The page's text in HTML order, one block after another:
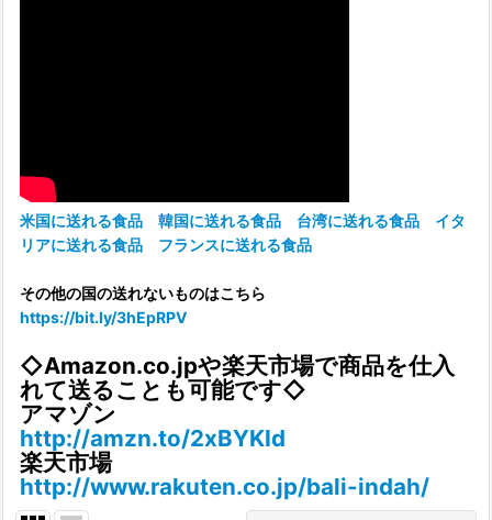
米国に送れる食品 韓国に送れる食品 台湾に送れる食品
イタ
リアに送れる食品
フランスに送れる食品
その他の国の送れないものはこちら
https://bit.ly/3hEpRPV
◇Amazon.co.jpや楽天市場で商品を仕入
れて送ることも可能です◇
アマゾン
http://amzn.to/2xBYKId
楽天市場
http://www.rakuten.co.jp/bali-indah/